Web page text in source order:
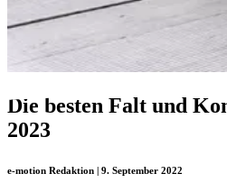
Die besten Falt und
2023
e-motion Redaktion | 9. September 2022